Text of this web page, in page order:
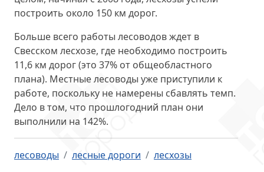
построить около 150 км дорог.
Больше всего работы лесоводов ждет в
Свесском лесхозе, где необходимо построить
11,6 км дорог (это 37% от общеобластного
плана). Местные лесоводы уже приступили к
работе, поскольку не намерены сбавлять темп.
Дело в том, что прошлогодний план они
выполнили на 142%.
лесоводы лесные дороги лесхозы